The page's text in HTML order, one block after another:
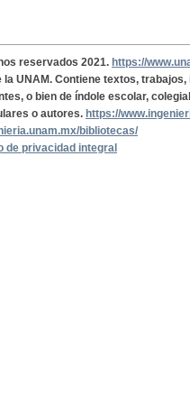
reservados 2021. https://
UNAM. Contiene textos,
o bien de índole escolar,
o autores. https://
bibliotecas/
de privacidad integral